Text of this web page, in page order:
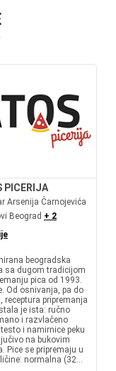
PICERIJA
Arsenija Čarnojevića
Beograd + 2
beogradska
sa dugom tradicijom
pica od 1993.
Od osnivanja, pa do
receptura pripremanja
je ista: ručno
i razvlačeno
i namirnice peku
na bukovim
Pice se pripremaju u
normalna (32...